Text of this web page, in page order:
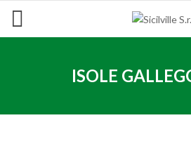
ISOLE